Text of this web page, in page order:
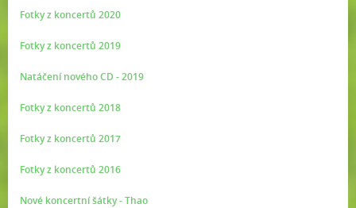
Fotky z koncertů 2020
Fotky z koncertů 2019
Natáčení nového CD - 2019
Fotky z koncertů 2018
Fotky z koncertů 2017
Fotky z koncertů 2016
Nové koncertní šátky - Thao